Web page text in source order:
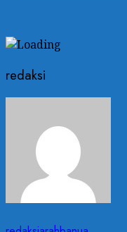
redaksi